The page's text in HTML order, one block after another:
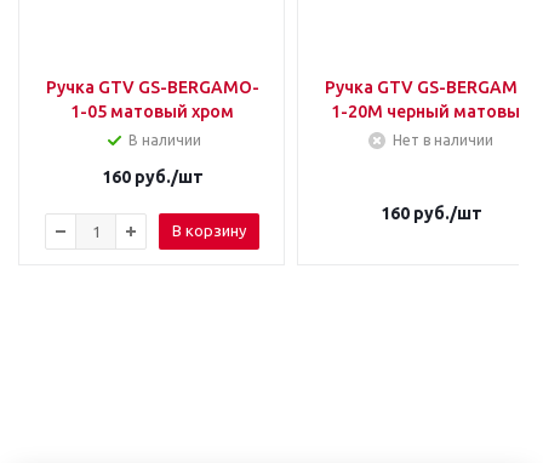
Ручка GTV GS-BERGAMO-
1-05 матовый хром
В наличии
160руб./шт
В корзину
Ручка GTV GS-BERGAMO-
1-20М черный матовый
Нет в наличии
160руб./шт